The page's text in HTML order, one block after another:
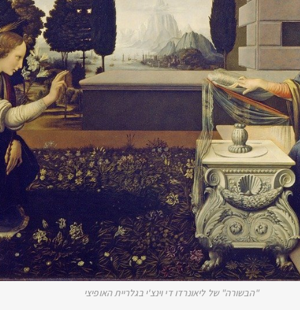
"הבשורה" של ליאונרדו די וינצ'י בגלריית האופיצי